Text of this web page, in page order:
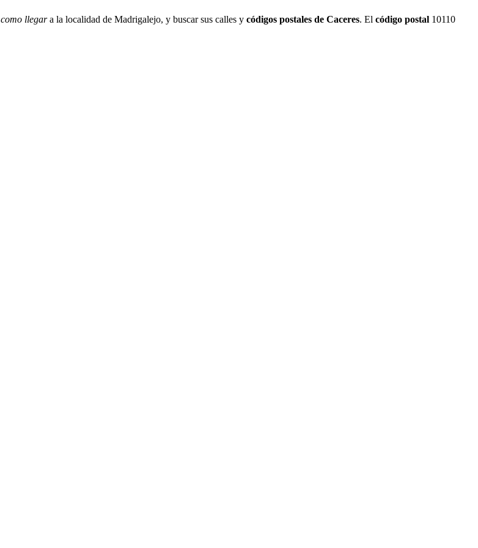
como llegara la localidad de Madrigalejo, y buscar sus calles y códigos postales de Caceres. El código postal 10110